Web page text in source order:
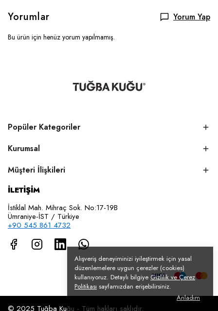
Alışveriş deneyiminizi iyileştirmek için yasal
düzenlemelere uygun çerezler (cookies)
kullanıyoruz. Detaylı bilgiye Gizlilik ve Çerez
Politikası sayfamızdan erişebilirsiniz.
Anladım
Yorumlar Yorum Yap
Bu ürün için henüz yorum yapılmamış.
Popüler Kategoriler
Kurumsal
Müşteri İlişkileri
İLETİŞİM
İstiklal Mah. Mihraç Sok. No:17-19B
Ümraniye-İST / Türkiye
+90 545 861 4732
© 2025 Tuğba Kuğu - Tüm hakları saklıdır.